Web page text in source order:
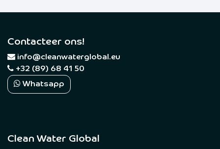
Contacteer ons!
info@cleanwaterglobal.eu
+32 (89) 68 41 50
Whatsapp
Clean Water Global